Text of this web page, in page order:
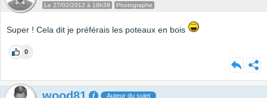
Le 27/02/2012 à 18h39 Photographe
Super ! Cela dit je préférais les poteaux en bois
0
Auteur du sujet